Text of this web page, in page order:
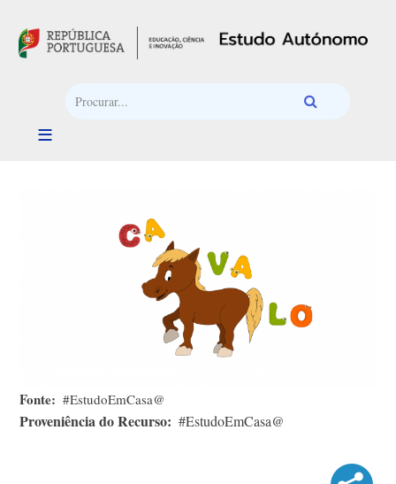
Fonte #EstudoEmCasa@
Proveniência do Recurso #EstudoEmCasa@